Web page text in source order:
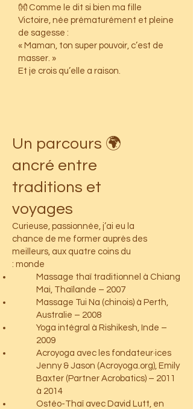
👐 Comme le dit si bien ma fille
Victoire, née prématurément et pleine
de sagesse :
« Maman, ton super pouvoir, c’est de
masser. »
Et je crois qu’elle a raison.
🌍 Un parcours
ancré entre
traditions et
voyages
Curieuse, passionnée, j’ai eu la
chance de me former auprès des
meilleurs, aux quatre coins du
monde :
Massage thaï traditionnel à Chiang
Mai, Thaïlande – 2007
Massage Tui Na (chinois) à Perth,
Australie – 2008
Yoga intégral à Rishikesh, Inde –
2009
Acroyoga avec les fondateur·ices
Jenny & Jason (Acroyoga.org), Emily
Baxter (Partner Acrobatics) – 2011
à 2014
Ostéo-Thaï avec David Lutt, en